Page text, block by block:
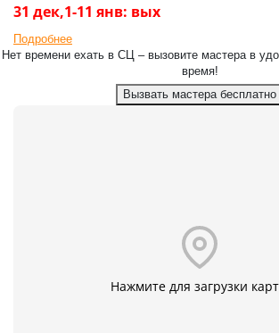
31 дек,1-11 янв: вых
Подробнее
Нет времени ехать в СЦ – вызовите мастера в
время!
Вызвать мастера бесплатно
Нажмите для загрузки